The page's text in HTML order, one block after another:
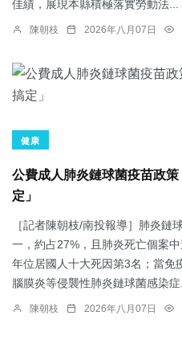
佳績，展現本縣積極落實勞動法...
陳朝枝 2026年八月07日
健康
公費成人肺炎鏈球菌疫苗政
定」
［記者陳朝枝/南投報導］肺炎鏈
一，約占27%，且肺炎死亡個案
年位居國人十大死因第3名；當免
腦膜炎等侵襲性肺炎鏈球菌感染症
陳朝枝 2026年八月07日